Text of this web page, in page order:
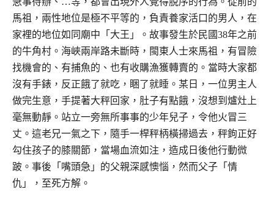
馬祖，兩性地位是極不平等的，負責養家活口的男人，在
家裡的地位如同廟中「大王」。故事發生於民國38年之前
的牛角村。海峽兩岸路未斷時，閩東人士來馬祖，有冒險
找機會的、有捕魚的、也有收購漁獲轉賣的。當時大家都
沒有手錶，反正餓了就吃，睏了就睡。某日，一位男主人
做完生意，手提著大秤回家，肚子有點餓，沒想到爐灶上
毫無動靜。站立一旁無所事事的少年兒子，令他火冒三
丈。這老兄一氣之下，隨手一桿秤柄橫掃過去，秤鉤正好
勾住孩子的膝關節，當場血流如注，造成日後他行動微
跛。事後「嘴頭急」的父親深感懊惱，然而父子「情
仇」，至死方解。